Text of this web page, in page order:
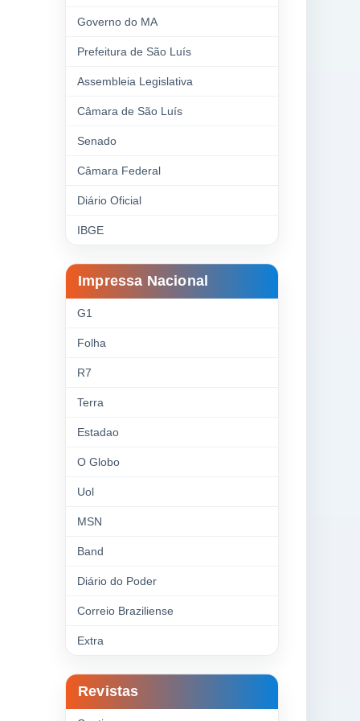
Governo do MA
Prefeitura de São Luís
Assembleia Legislativa
Câmara de São Luís
Senado
Câmara Federal
Diário Oficial
IBGE
Impressa Nacional
G1
Folha
R7
Terra
Estadao
O Globo
Uol
MSN
Band
Diário do Poder
Correio Braziliense
Extra
Revistas